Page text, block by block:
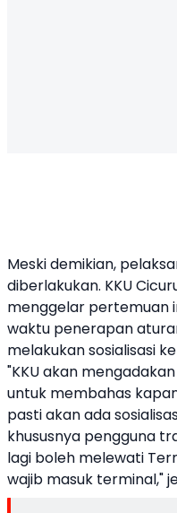
Meski demikian,
diberlakukan. KKU
menggelar pertemuan
waktu penerapan
melakukan sosialisasi
"KKU akan
untuk membahas
pasti akan ada
khususnya pengguna
lagi boleh melewati
wajib masuk terminal,"